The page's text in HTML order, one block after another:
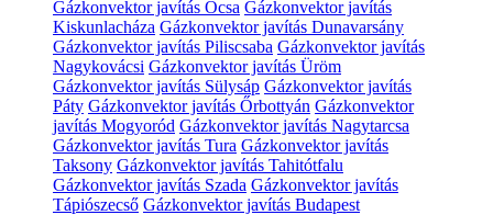
Gázkonvektor javítás Ócsa Gázkonvektor javítás
Kiskunlacháza Gázkonvektor javítás Dunavarsány
Gázkonvektor javítás Piliscsaba Gázkonvektor javítás
Nagykovácsi Gázkonvektor javítás Üröm
Gázkonvektor javítás Sülysáp Gázkonvektor javítás
Páty Gázkonvektor javítás Őrbottyán Gázkonvektor
javítás Mogyoród Gázkonvektor javítás Nagytarcsa
Gázkonvektor javítás Tura Gázkonvektor javítás
Taksony Gázkonvektor javítás Tahitótfalu
Gázkonvektor javítás Szada Gázkonvektor javítás
Tápiószecső Gázkonvektor javítás Budapest